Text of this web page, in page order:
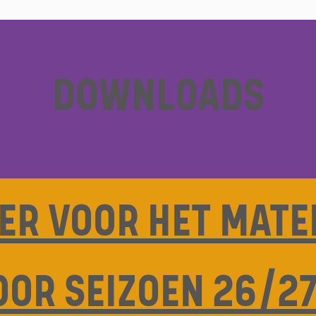
DOWNLOADS
VOOR HET
SEIZOEN 26/27